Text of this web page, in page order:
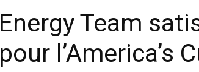
Energy Team
pour l’America’s